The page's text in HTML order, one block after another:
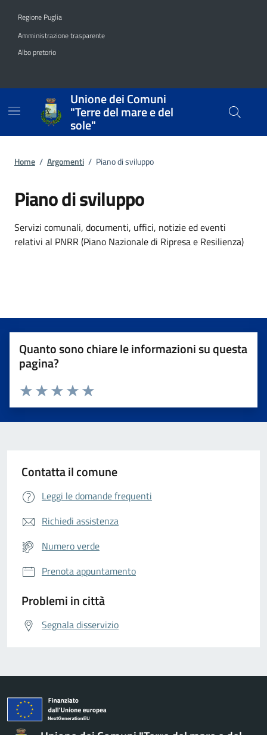
Regione Puglia
Amministrazione trasparente
Albo pretorio
Unione dei Comuni
"Terre del mare e del
sole"
Home / Argomenti / Piano di sviluppo
Piano di sviluppo
Dettagli dell'argomento
Servizi comunali, documenti, uffici, notizie ed eventi
relativi al PNRR (Piano Nazionale di Ripresa e Resilienza)
Quanto sono chiare le informazioni su questa
pagina?
Valuta da 1 a 5 stelle la pagina
Valuta 5 stelle su 5
Valuta 4 stelle su 5
Valuta 3 stelle su 5
Valuta 2 stelle su 5
Valuta 1 stelle su 5
Contatta il comune
Leggi le domande frequenti
Richiedi assistenza
Numero verde
Prenota appuntamento
Problemi in città
Segnala disservizio